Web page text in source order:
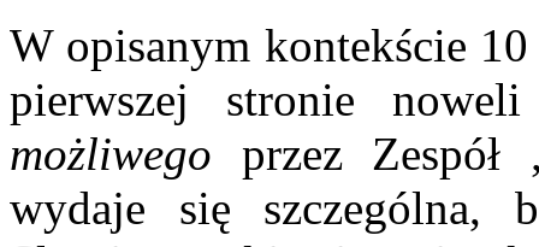
W opisanym kontekście
pierwszej stronie
możliwego przez
wydaje się szczególna,